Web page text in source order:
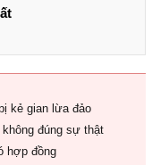
kẻ gian lừa đảo
không đúng sự thật
hợp đồng